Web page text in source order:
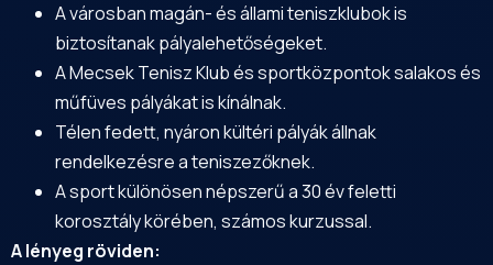
A városban magán- és állami teniszklubok is
biztosítanak pályalehetőségeket.
AMecsekTenisz Klub és sportközpontok salakos és
műfüves pályákat is kínálnak.
Télen fedett, nyáron kültéri pályák állnak
rendelkezésre a teniszezőknek.
A sport különösen népszerű a 30 év feletti
korosztály körében, számos kurzussal.
A lényeg röviden: